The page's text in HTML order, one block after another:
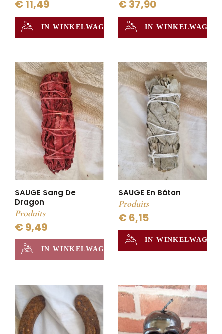
€ 11,49
IN WINKELWAGEN
€ 37,90
IN WINKELWAGEN
SAUGE Sang De
Dragon
Produits
€ 9,49
IN WINKELWAGEN
SAUGE En Bâton
Produits
€ 6,15
IN WINKELWAGEN